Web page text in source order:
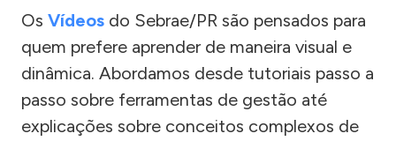
Os Vídeos do Sebrae/PR são pensados para
quem prefere aprender de maneira visual e
dinâmica. Abordamos desde tutoriais passo a
passo sobre ferramentas de gestão até
explicações sobre conceitos complexos de